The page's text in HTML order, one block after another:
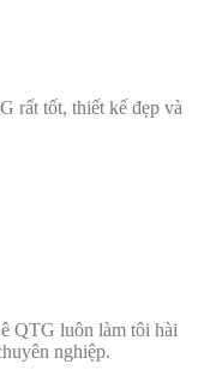
rất tốt, thiết kế đẹp và
QTG luôn làm tôi hài
nghiệp.